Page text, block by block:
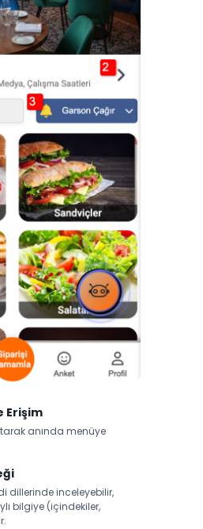
Erişim
anında menüye
dillerinde inceleyebilir,
bilgiye (içindekiler,